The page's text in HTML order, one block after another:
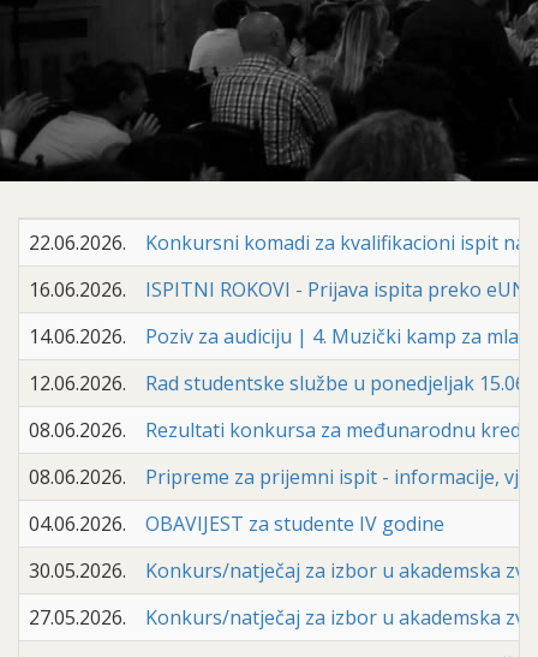
22.06.2026.
Konkursni komadi za kvalifikacioni ispit
16.06.2026.
ISPITNI ROKOVI - Prijava ispita preko
14.06.2026.
Poziv za audiciju | 4. Muzički kamp za
12.06.2026.
Rad studentske službe u ponedjeljak
08.06.2026.
Rezultati konkursa za međunarodnu
08.06.2026.
Pripreme za prijemni ispit - informacije,
04.06.2026.
OBAVIJEST za studente IV godine
30.05.2026.
Konkurs/natječaj za izbor u akademska
27.05.2026.
Konkurs/natječaj za izbor u akademska